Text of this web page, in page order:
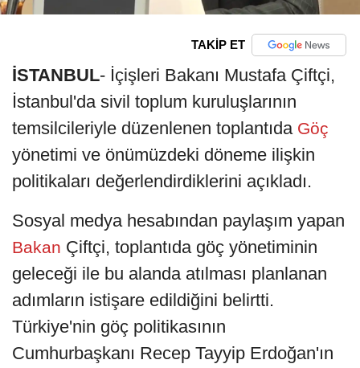
TAKİP ET
İSTANBUL- İçişleri Bakanı Mustafa Çiftçi,
İstanbul'da sivil toplum kuruluşlarının
temsilcileriyle düzenlenen toplantıda Göç
yönetimi ve önümüzdeki döneme ilişkin
politikaları değerlendirdiklerini açıkladı.
Sosyal medya hesabından paylaşım yapan
Bakan Çiftçi, toplantıda göç yönetiminin
geleceği ile bu alanda atılması planlanan
adımların istişare edildiğini belirtti.
Türkiye'nin göç politikasının
Cumhurbaşkanı Recep Tayyip Erdoğan'ın